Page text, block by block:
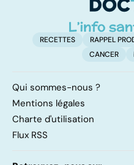
RECETTES RAPPEL
CANCER
Qui sommes-nous ?
Mentions légales
Charte d'utilisation
Flux RSS